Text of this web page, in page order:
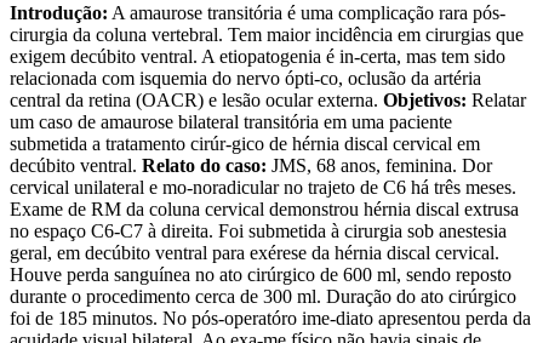
Introdução: A amaurose transitória é uma complicação rara pós-
cirurgia da coluna vertebral. Tem maior incidência em cirurgias que
exigem decúbito ventral. A etiopatogenia é in-certa, mas tem sido
relacionada com isquemia do nervo ópti-co, oclusão da artéria
central da retina (OACR) e lesão ocular externa. Objetivos: Relatar
um caso de amaurose bilateral transitória em uma paciente
submetida a tratamento cirúr-gico de hérnia discal cervical em
decúbito ventral. Relato do caso: JMS, 68 anos, feminina. Dor
cervical unilateral e mo-noradicular no trajeto de C6 há três meses.
Exame de RM da coluna cervical demonstrou hérnia discal extrusa
no espaço C6-C7 à direita. Foi submetida à cirurgia sob anestesia
geral, em decúbito ventral para exérese da hérnia discal cervical.
Houve perda sanguínea no ato cirúrgico de 600 ml, sendo reposto
durante o procedimento cerca de 300 ml. Duração do ato cirúrgico
foi de 185 minutos. No pós-operatóro ime-diato apresentou perda da